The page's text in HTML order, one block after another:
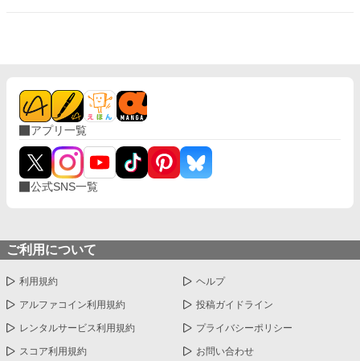
アプリ一覧
公式SNS一覧
ご利用について
利用規約 ヘルプ
アルファコイン利用規約 投稿ガイドライン
レンタルサービス利用規約 プライバシーポリシー
スコア利用規約 お問い合わせ